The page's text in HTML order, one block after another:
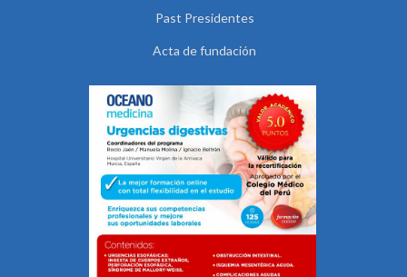
Past Presidentes
Acta de fundación